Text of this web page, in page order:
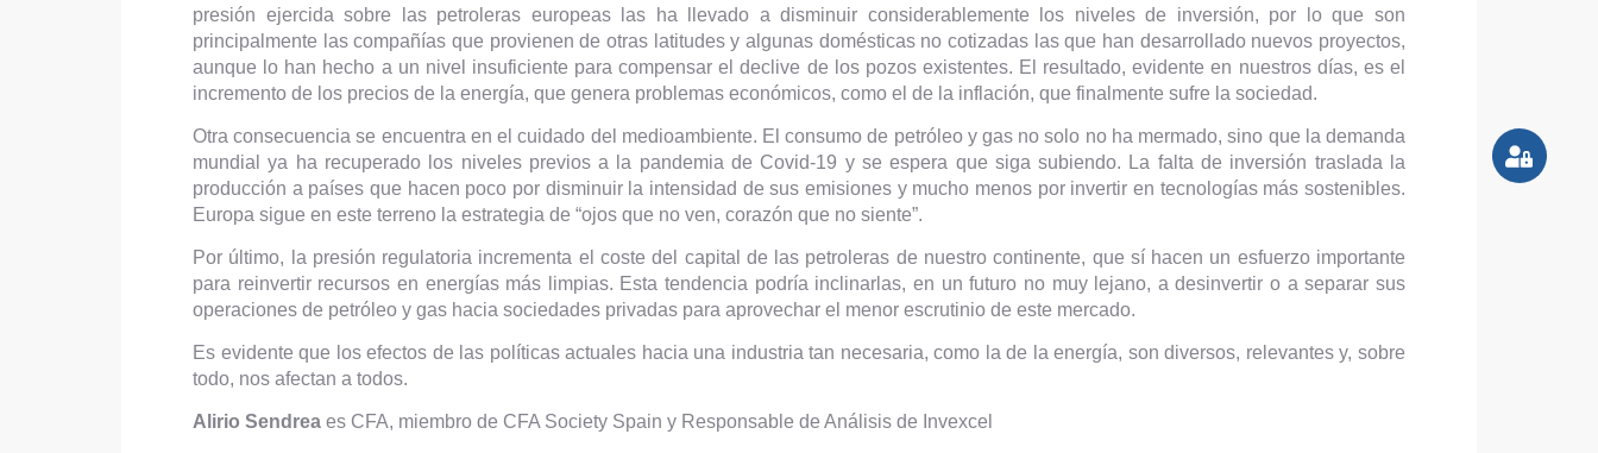
presión ejercida sobre las petroleras europeas las ha llevado a disminuir considerablemente los niveles de inversión, por lo que son
principalmente las compañías que provienen de otras latitudes y algunas domésticas no cotizadas las que han desarrollado nuevos proyectos,
aunque lo han hecho a un nivel insuficiente para compensar el declive de los pozos existentes. El resultado, evidente en nuestros días, es el
incremento de los precios de la energía, que genera problemas económicos, como el de la inflación, que finalmente sufre la sociedad.
Otra consecuencia se encuentra en el cuidado del medioambiente. El consumo de petróleo y gas no solo no ha mermado, sino que la demanda
mundial ya ha recuperado los niveles previos a la pandemia de Covid-19 y se espera que siga subiendo. La falta de inversión traslada la
producción a países que hacen poco por disminuir la intensidad de sus emisiones y mucho menos por invertir en tecnologías más sostenibles.
Europa sigue en este terreno la estrategia de “ojos que no ven, corazón que no siente”.
Por último, la presión regulatoria incrementa el coste del capital de las petroleras de nuestro continente, que sí hacen un esfuerzo importante
para reinvertir recursos en energías más limpias. Esta tendencia podría inclinarlas, en un futuro no muy lejano, a desinvertir o a separar sus
operaciones de petróleo y gas hacia sociedades privadas para aprovechar el menor escrutinio de este mercado.
Es evidente que los efectos de las políticas actuales hacia una industria tan necesaria, como la de la energía, son diversos, relevantes y, sobre
todo, nos afectan a todos.
Alirio Sendrea es CFA, miembro de CFA Society Spain y Responsable de Análisis de Invexcel